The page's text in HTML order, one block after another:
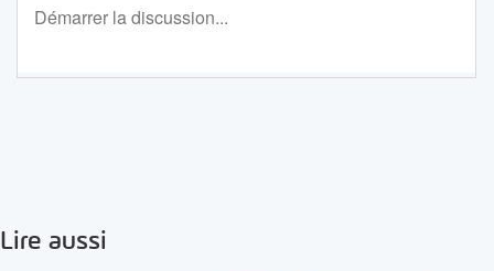
Lire aussi